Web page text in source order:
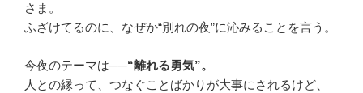
さま。
ふざけてるのに、なぜか“別れの夜”に沁みることを言う。
今夜のテーマは──“離れる勇気”。
人との縁って、つなぐことばかりが大事にされるけど、